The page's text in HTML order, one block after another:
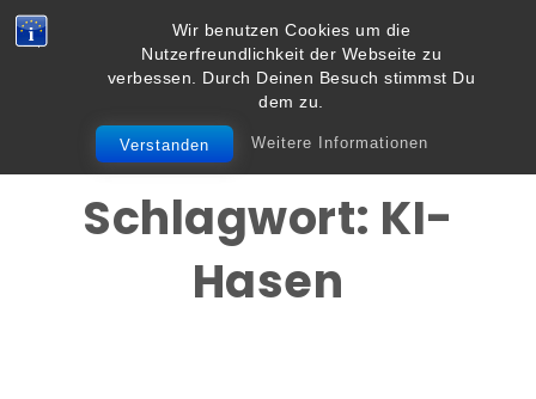
Wir benutzen Cookies um die
Nutzerfreundlichkeit der Webseite zu
verbessen. Durch Deinen Besuch stimmst Du
dem zu.
Verstanden Weitere Informationen
Skip to content
Vielbegabt.de
Toggle
navigation
Schlagwort: KI-
Hasen